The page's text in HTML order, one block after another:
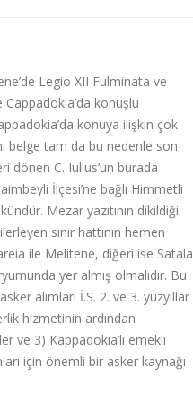
Legio XII Fulminata ve
Cappadokia’da konuşlu
konuya ilişkin çok
belge tam da bu nedenle son
dönen C. Iulius’un burada
İlçesi’ne bağlı Himmetli
Mezar yazıtının dikildiği
sınır hattının hemen
ile Melitene, diğeri ise Satala
yer almış olmalıdır. Bu
alımları İ.S. 2. ve 3. yüzyıllar
hizmetinin ardından
ve 3) Kappadokia’lı emekli
için önemli bir asker kaynağı